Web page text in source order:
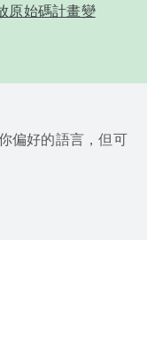
原始碼計畫變
偏好的語言，但可